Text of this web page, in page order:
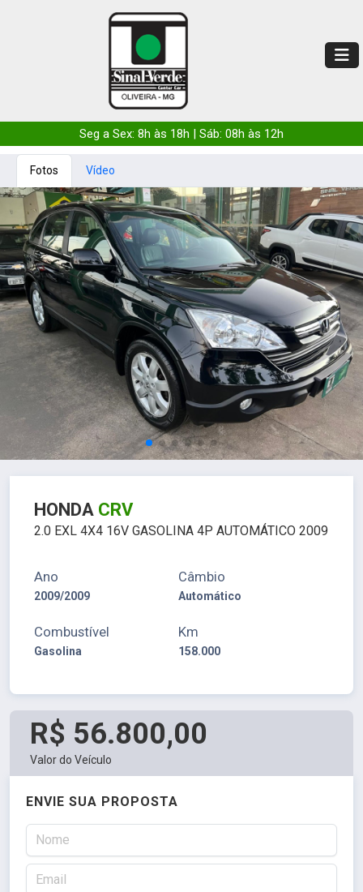
Seg a Sex: 8h às 18h | Sáb: 08h às 12h
Fotos Vídeo
HONDA CRV
2.0 EXL 4X4 16V GASOLINA 4P AUTOMÁTICO 2009
Ano
2009/2009
Câmbio
Automático
Combustível
Gasolina
Km
158.000
R$ 56.800,00
Valor do Veículo
ENVIE SUA PROPOSTA